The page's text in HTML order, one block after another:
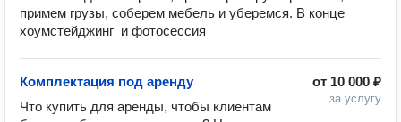
примем грузы, соберем мебель и уберемся. В конце
хоумстейджинг  и фотосессия
от 10 000 ₽
за услугу
Комплектация под аренду
Что купить для аренды, чтобы клиентам